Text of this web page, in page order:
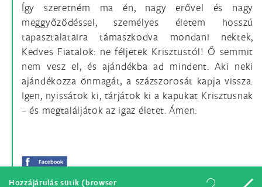
Hozzájárulás sütik (browser
Így szeretném ma én, nagy erővel és nagy
meggyőződéssel, személyes életem hosszú
tapasztalataira támaszkodva mondani nektek,
Kedves Fiatalok: ne féljetek Krisztustól! Ő semmit
nem vesz el, és ajándékba ad mindent. Aki neki
ajándékozza önmagát, a százszorosát kapja vissza.
Igen, nyissátok ki, tárjátok ki a kapukat Krisztusnak
– és megtaláljátok az igaz életet. Ámen.